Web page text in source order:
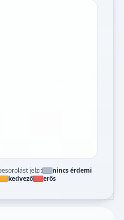
jelzi:
nincs érdemi
kedvező erős